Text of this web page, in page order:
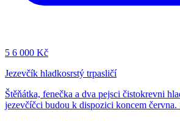
5 6 000 Kč
Jezevčík hladkosrstý trpasličí
Štěňátka, fenečka a dva pejsci čistokrevni
jezevčíčci budou k dispozici koncem června.